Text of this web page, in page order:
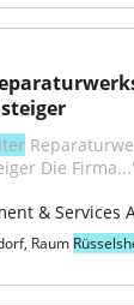
Die
& Services
Raum